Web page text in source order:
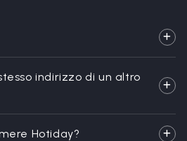
indirizzo di un altro
Hotiday?